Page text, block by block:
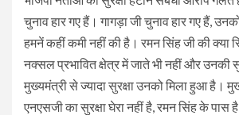
चुनाव हार गए हैं। गागड़ा जी चुनाव हार गए हैं,
हमनें कहीं कमी नहीं की है। रमन सिंह जी की क्या
नक्सल प्रभावित क्षेत्र में जाते भी नहीं और उनकी
मुख्यमंत्री से ज्यादा सुरक्षा उनको मिला हुआ है।
एनएसजी का सुरक्षा घेरा नहीं है, रमन सिंह के पास